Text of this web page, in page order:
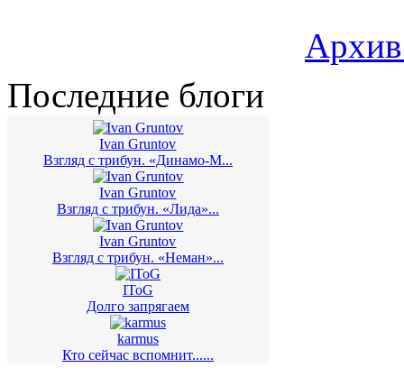
Последние блоги
Ivan Gruntov
Взгляд с трибун. «Динамо-М...
Ivan Gruntov
Взгляд с трибун. «Лида»...
Ivan Gruntov
Взгляд с трибун. «Неман»...
IToG
Долго запрягаем
karmus
Кто сейчас вспомнит......